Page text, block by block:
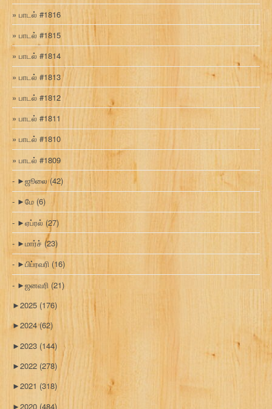
பாடல் #1816
பாடல் #1815
பாடல் #1814
பாடல் #1813
பாடல் #1812
பாடல் #1811
பாடல் #1810
பாடல் #1809
►ஜூலை(42)
►மே (6)
►ஏப்ரல் (27)
►மார்ச் (23)
►பிப்ரவரி (16)
►ஜனவரி (21)
►2025 (176)
►2024(62)
►2023 (144)
►2022 (278)
►2021 (318)
►2020 (484)